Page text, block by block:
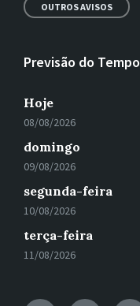
OUTROS AVISOS
Previsão do Tempo
Hoje
08/08/2026
domingo
09/08/2026
segunda-feira
10/08/2026
terça-feira
11/08/2026